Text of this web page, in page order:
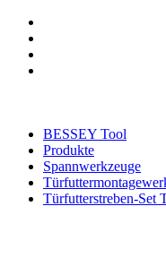
BESSEY Tool
Produkte
Spannwerkzeuge
Türfutterstreben-Set